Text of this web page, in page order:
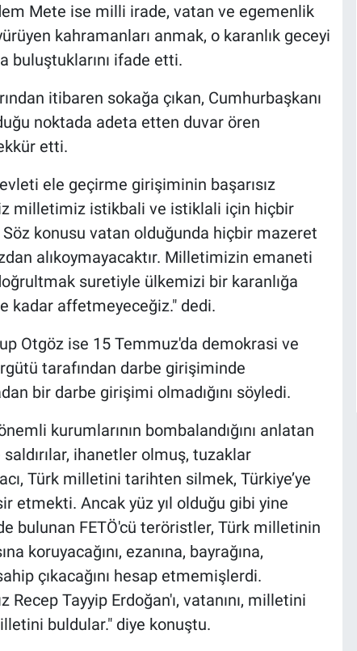
Mete ise milli irade, vatan ve egemenlik
kahramanları anmak, o karanlık geceyi
buluştuklarını ifade etti.
itibaren sokağa çıkan, Cumhurbaşkanı
noktada adeta etten duvar ören
etti.
ele geçirme girişiminin başarısız
milletimiz istikbali ve istiklali için hiçbir
Söz konusu vatan olduğunda hiçbir mazeret
alıkoymayacaktır. Milletimizin emaneti
suretiyle ülkemizi bir karanlığa
kadar affetmeyeceğiz." dedi.
Otgöz ise 15 Temmuz'da demokrasi ve
tarafından darbe girişiminde
bir darbe girişimi olmadığını söyledi.
kurumlarının bombalandığını anlatan
ihanetler olmuş, tuzaklar
Türk milletini tarihten silmek, Türkiye’ye
etmekti. Ancak yüz yıl olduğu gibi yine
bulunan FETÖ'cü teröristler, Türk milletinin
koruyacağını, ezanına, bayrağına,
çıkacağını hesap etmemişlerdi.
Recep Tayyip Erdoğan'ı, vatanını, milletini
buldular." diye konuştu.